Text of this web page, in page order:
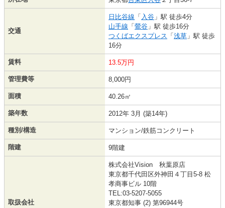
交通
日比谷線 「 入谷 」駅 徒歩4分
山手線 「 鶯谷 」駅 徒歩16分
つくばエクスプレス 「 浅草 」駅 徒歩
16分
賃料 13.5万円
管理費等 8,000円
面積 40.26㎡
築年数 2012年 3月 (築14年)
種別/構造 マンション/鉄筋コンクリート
階建 9階建
取扱会社
株式会社Vision 秋葉原店
東京都千代田区外神田４丁目5-8 松
孝商事ビル 10階
TEL:03-5207-5055
東京都知事 (2) 第96944号